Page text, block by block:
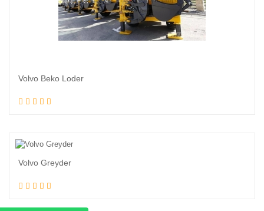
Volvo Beko Loder
Volvo Greyder